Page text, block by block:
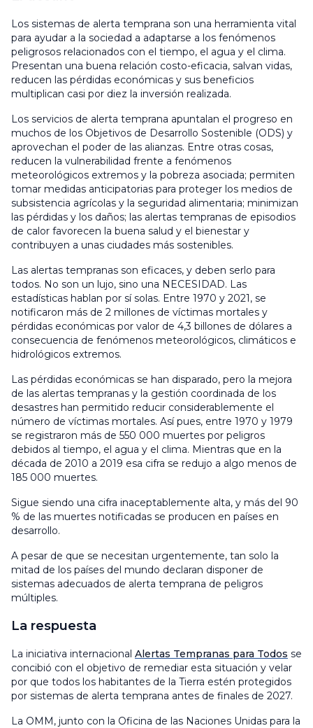
Los sistemas de alerta temprana son una herramienta vital
para ayudar a la sociedad a adaptarse a los fenómenos
peligrosos relacionados con el tiempo, el agua y el clima.
Presentan una buena relación costo-eficacia, salvan vidas,
reducen las pérdidas económicas y sus beneficios
multiplican casi por diez la inversión realizada.
Los servicios de alerta temprana apuntalan el progreso en
muchos de los Objetivos de Desarrollo Sostenible (ODS) y
aprovechan el poder de las alianzas. Entre otras cosas,
reducen la vulnerabilidad frente a fenómenos
meteorológicos extremos y la pobreza asociada; permiten
tomar medidas anticipatorias para proteger los medios de
subsistencia agrícolas y la seguridad alimentaria; minimizan
las pérdidas y los daños; las alertas tempranas de episodios
de calor favorecen la buena salud y el bienestar y
contribuyen a unas ciudades más sostenibles.
Las alertas tempranas son eficaces, y deben serlo para
todos. No son un lujo, sino una NECESIDAD. Las
estadísticas hablan por sí solas. Entre 1970 y 2021, se
notificaron más de 2 millones de víctimas mortales y
pérdidas económicas por valor de 4,3 billones de dólares a
consecuencia de fenómenos meteorológicos, climáticos e
hidrológicos extremos.
Las pérdidas económicas se han disparado, pero la mejora
de las alertas tempranas y la gestión coordinada de los
desastres han permitido reducir considerablemente el
número de víctimas mortales. Así pues, entre 1970 y 1979
se registraron más de 550 000 muertes por peligros
debidos al tiempo, el agua y el clima. Mientras que en la
década de 2010 a 2019 esa cifra se redujo a algo menos de
185 000 muertes.
Sigue siendo una cifra inaceptablemente alta, y más del 90
% de las muertes notificadas se producen en países en
desarrollo.
A pesar de que se necesitan urgentemente, tan solo la
mitad de los países del mundo declaran disponer de
sistemas adecuados de alerta temprana de peligros
múltiples.
La respuesta
La iniciativa internacional Alertas Tempranas para Todos se
concibió con el objetivo de remediar esta situación y velar
por que todos los habitantes de la Tierra estén protegidos
por sistemas de alerta temprana antes de finales de 2027.
La OMM, junto con la Oficina de las Naciones Unidas para la